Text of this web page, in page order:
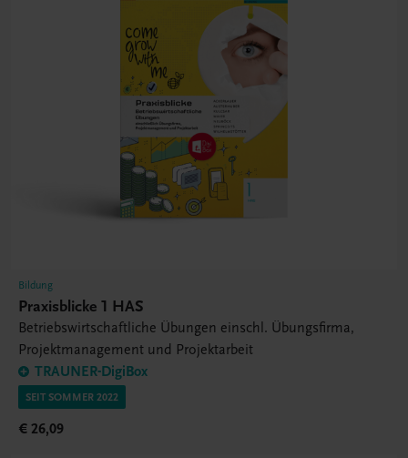
Bildung
Praxisblicke 1 HAS
Betriebswirtschaftliche Übungen einschl. Übungsfirma,
Projektmanagement und Projektarbeit
TRAUNER-DigiBox
SEIT SOMMER 2022
€ 26,09